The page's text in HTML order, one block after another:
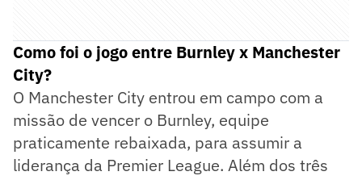
Como foi o jogo entre Burnley x Manchester
City?
O Manchester City entrou em campo com a
missão de vencer o Burnley, equipe
praticamente rebaixada, para assumir a
liderança da Premier League. Além dos três